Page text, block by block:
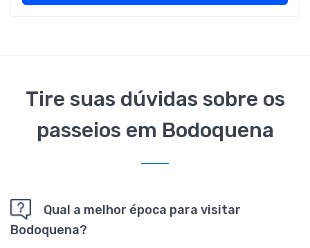
Tire suas dúvidas sobre os
passeios em Bodoquena
Qual a melhor época para visitar
Bodoquena?